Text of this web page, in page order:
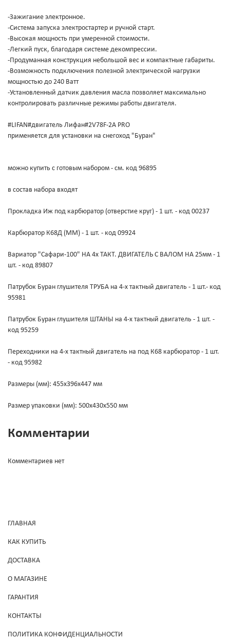
-Зажигание электронное.
-Система запуска электростартер и ручной старт.
-Высокая мощность при умеренной стоимости.
-Легкий пуск, благодаря системе декомпрессии.
-Продуманная конструкция небольшой вес и компактные габариты.
-Возможность подключения полезной электрической нагрузки
мощностью до 240 Ватт
-Установленный датчик давления масла позволяет максимально
контролировать различные режимы работы двигателя.
#LIFAN#двигатель Лифан#2V78F-2A PRO
применяется для установки на снегоход "Буран"
можно купить с готовым набором - см. код 96895
в состав набора входят
Прокладка Иж под карбюратор (отверстие круг) - 1 шт. - код 00237
Карбюратор К68Д (ММ) - 1 шт. - код 09924
Вариатор "Сафари-100" НА 4х ТАКТ. ДВИГАТЕЛЬ С ВАЛОМ НА 25мм - 1
шт. - код 89807
Патрубок Буран глушителя ТРУБА на 4-х тактный двигатель - 1 шт.- код
95981
Патрубок Буран глушителя ШТАНЫ на 4-х тактный двигатель - 1 шт. -
код 95259
Переходники на 4-х тактный двигатель на под К68 карбюратор - 1 шт.
- код 95982
Размеры (мм): 455х396х447 мм
Размер упаковки (мм): 500х430х550 мм
Комментарии
Комментариев нет
ГЛАВНАЯ
КАК КУПИТЬ
ДОСТАВКА
О МАГАЗИНЕ
ГАРАНТИЯ
КОНТАКТЫ
ПОЛИТИКА КОНФИДЕНЦИАЛЬНОСТИ